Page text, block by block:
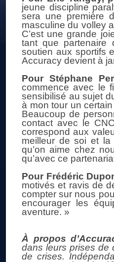
jeune discipline
sera une première
masculine du volley
C’est une grande
tant que partenaire
soutien aux sportifs
Accuracy devient à
Pour Stéphane
commence avec le
sensibilisé au sujet
à mon tour un
Beaucoup de
contact avec le
correspond aux
meilleur de soi et
qu’on aime chez
qu’avec ce
Pour Frédéric
motivés et ravis de
compter sur nous
encourager les
aventure. »
À propos
dans leurs prises de
de crises.